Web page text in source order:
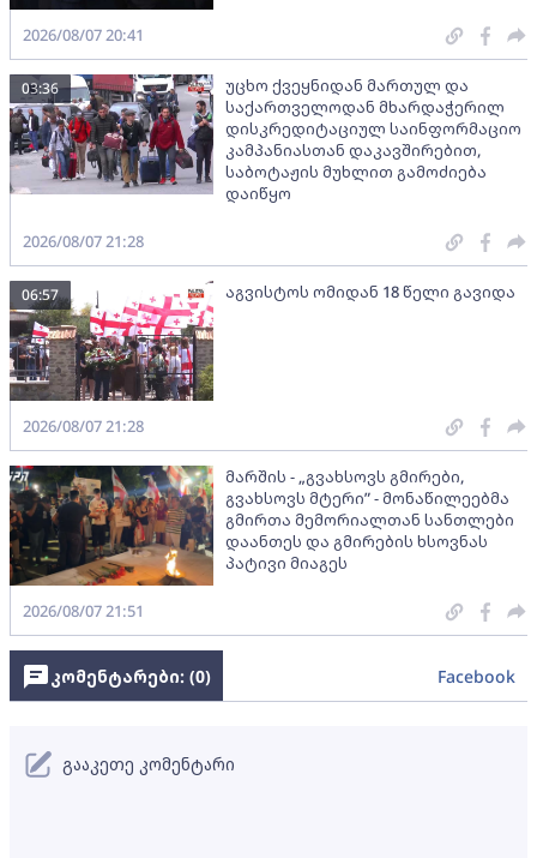
2026/08/07 20:41
უცხო ქვეყნიდან მართულ და
საქართველოდან მხარდაჭერილ
დისკრედიტაციულ საინფორმაციო
კამპანიასთან დაკავშირებით,
საბოტაჟის მუხლით გამოძიება
დაიწყო
03:36
2026/08/07 21:28
აგვისტოს ომიდან 18 წელი გავიდა
06:57
2026/08/07 21:28
მარშის - „გვახსოვს გმირები,
გვახსოვს მტერი” - მონაწილეებმა
გმირთა მემორიალთან სანთლები
დაანთეს და გმირების ხსოვნას
პატივი მიაგეს
2026/08/07 21:51
კომენტარები: (0) Facebook
გააკეთე კომენტარი